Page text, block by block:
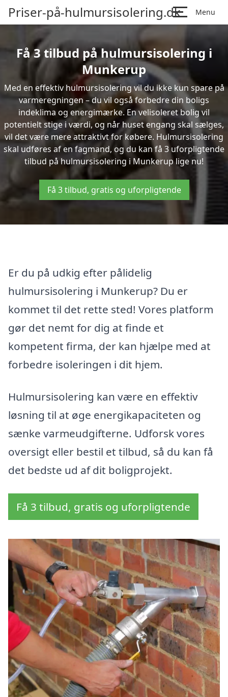
Priser-på-hulmursisolering.dk Menu
Få 3 tilbud på hulmursisolering i
Munkerup
Med en effektiv hulmursisolering vil du ikke kun spare på
varmeregningen – du vil også forbedre din boligs
indeklima og energimærke. En velisoleret bolig vil
potentielt stige i værdi, og når huset engang skal sælges,
vil det være mere attraktivt for købere. Hulmursisolering
skal udføres af en fagmand, og du kan få 3 uforpligtende
tilbud på hulmursisolering i Munkerup lige nu!
Få 3 tilbud, gratis og uforpligtende
Er du på udkig efter pålidelig
hulmursisolering i Munkerup? Du er
kommet til det rette sted! Vores platform
gør det nemt for dig at finde et
kompetent firma, der kan hjælpe med at
forbedre isoleringen i dit hjem.
Hulmursisolering kan være en effektiv
løsning til at øge energikapaciteten og
sænke varmeudgifterne. Udforsk vores
oversigt eller bestil et tilbud, så du kan få
det bedste ud af dit boligprojekt.
Få 3 tilbud, gratis og uforpligtende